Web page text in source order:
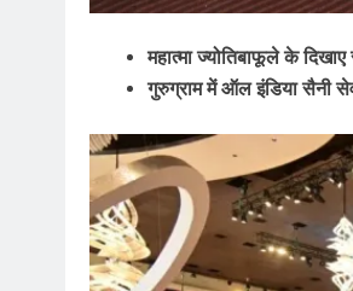
महात्मा ज्योतिबाफूले के
गुरुग्राम में ऑल इंडिया सैनी